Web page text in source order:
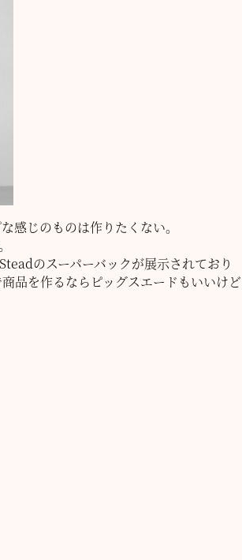
感じのものは作りたくない。
のスーパーバックが展示されており
品を作るならピッグスエードもいいけ